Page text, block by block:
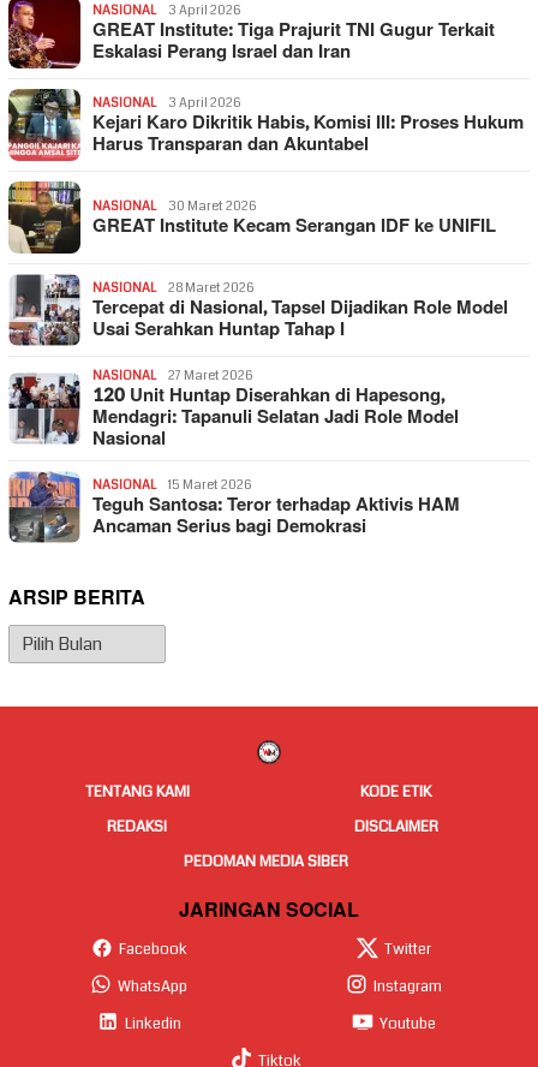
NASIONAL 3 April 2026
GREAT Institute: Tiga Prajurit TNI Gugur Terkait
Eskalasi Perang Israel dan Iran
NASIONAL 3 April 2026
Kejari Karo Dikritik Habis, Komisi III: Proses Hukum
Harus Transparan dan Akuntabel
NASIONAL 30 Maret 2026
GREAT Institute Kecam Serangan IDF ke UNIFIL
NASIONAL 28 Maret 2026
Tercepat di Nasional, Tapsel Dijadikan Role Model
Usai Serahkan Huntap Tahap I
NASIONAL 27 Maret 2026
120 Unit Huntap Diserahkan di Hapesong,
Mendagri: Tapanuli Selatan Jadi Role Model
Nasional
NASIONAL 15 Maret 2026
Teguh Santosa: Teror terhadap Aktivis HAM
Ancaman Serius bagi Demokrasi
ARSIP BERITA
Arsip
Berita
TENTANG KAMI
KODE ETIK
REDAKSI
DISCLAIMER
PEDOMAN MEDIA SIBER
JARINGAN SOCIAL
Facebook
Twitter
WhatsApp
Instagram
Linkedin
Youtube
Tiktok